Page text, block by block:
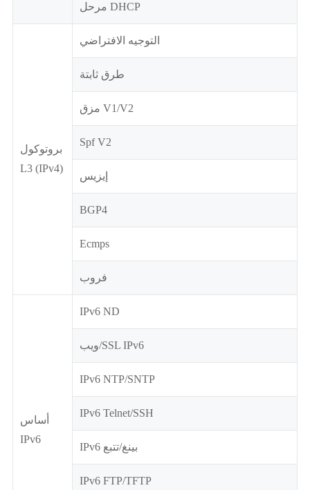
مرحل DHCP
بروتوكول
L3 (IPv4)
التوجيه الافتراضي
طرق ثابتة
مزق V1/V2
Spf V2
إيزيس
BGP4
Ecmps
فروب
أساس
IPv6
IPv6 ND
ويب/SSL IPv6
IPv6 NTP/SNTP
IPv6 Telnet/SSH
IPv6 بينغ/تتبع
IPv6 FTP/TFTP